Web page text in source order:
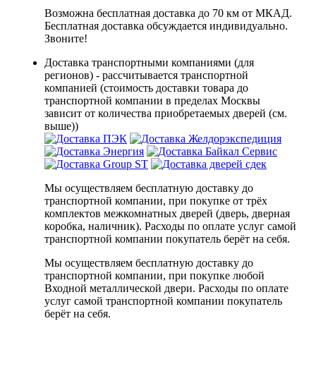
Возможна бесплатная доставка до 70 км от МКАД.
Бесплатная доставка обсуждается индивидуально.
Звоните!
Доставка транспортными компаниями (для
регионов) - рассчитывается транспортной
компанией (стоимость доставки товара до
транспортной компании в пределах Москвы
зависит от количества приобретаемых дверей (см.
выше))
Мы осуществляем бесплатную доставку до
транспортной компании, при покупке от трёх
комплектов межкомнатных дверей (дверь, дверная
коробка, наличник). Расходы по оплате услуг самой
транспортной компании покупатель берёт на себя.
Мы осуществляем бесплатную доставку до
транспортной компании, при покупке любой
Входной металлической двери. Расходы по оплате
услуг самой транспортной компании покупатель
берёт на себя.